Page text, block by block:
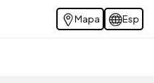
Mapa Esp